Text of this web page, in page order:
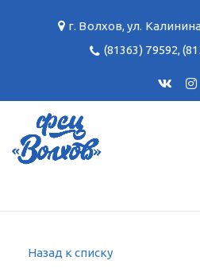
г. Волхов,ул.
(81363) 79592,
Назад к списку